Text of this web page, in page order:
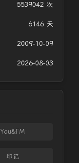
5539042 次
6146 天
2009-10-09
2026-08-03
You&FM
印记